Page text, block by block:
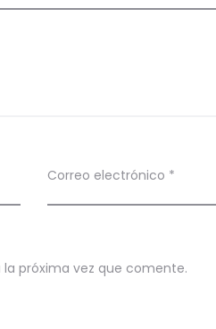
Correo electrónico *
próxima vez que comente.